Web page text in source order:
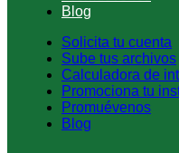
Blog
Solicita tu cuenta
Sube tus archivos
Calculadora de
Promociona tu
Promuévenos
Blog